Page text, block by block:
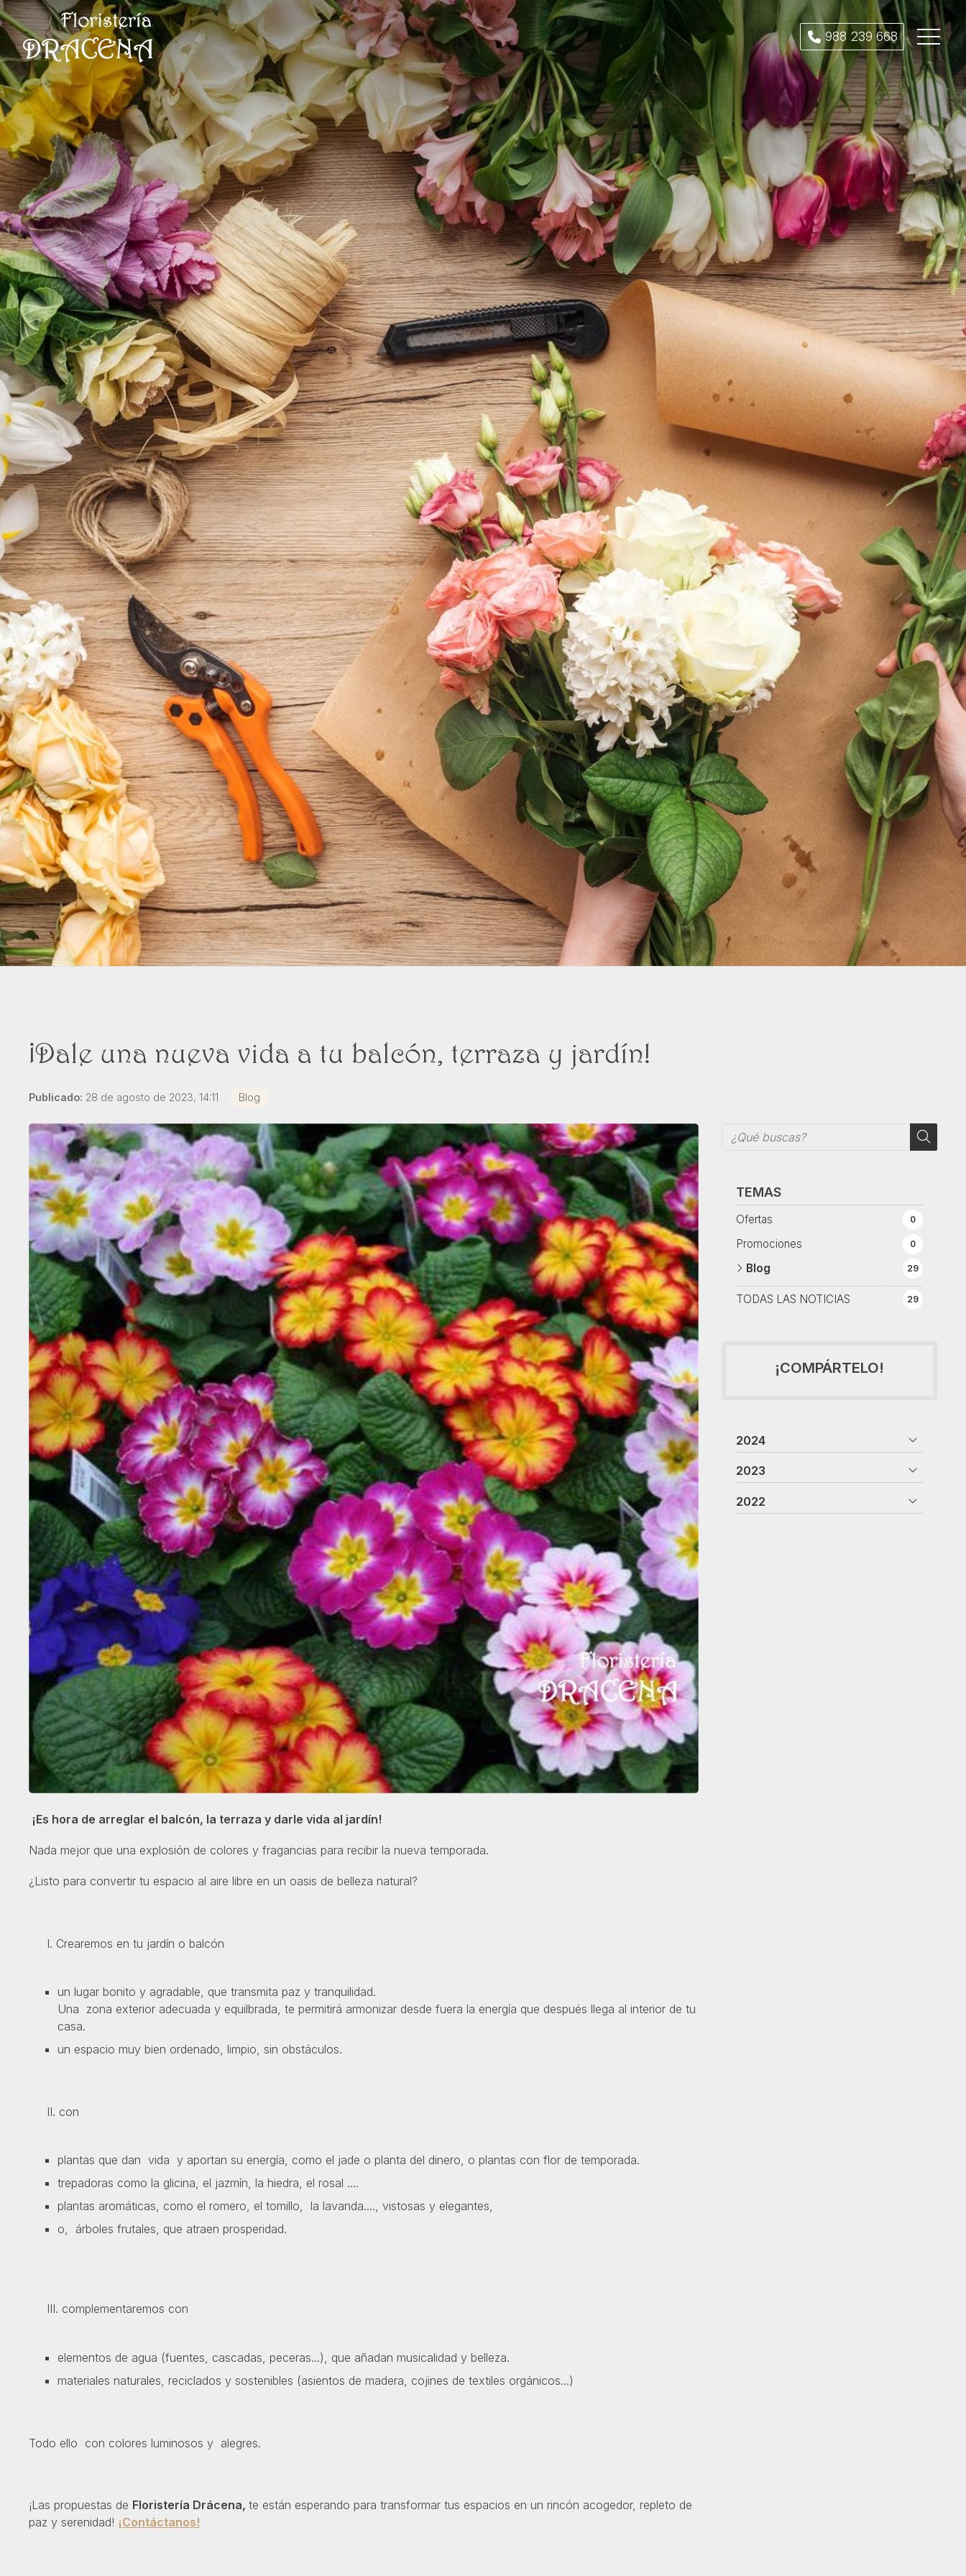
988 239 668
¡Dale una nueva vida a tu balcón, terraza y jardín!
Publicado: 28 de agosto de 2023, 14:11 Blog
TEMAS
TODAS LAS NOTICIAS 29
Ofertas 0
Promociones 0
Blog 29
¡Es hora de arreglar el balcón, la terraza y darle vida al jardín!
Nada mejor que una explosión de colores y fragancias para recibir la nueva temporada.
¿Listo para convertir tu espacio al aire libre en un oasis de belleza natural?
I. Crearemos en tu jardín o balcón
un lugar bonito y agradable, que transmita paz y tranquilidad.
Una zona exterior adecuada y equilbrada, te permitirá armonizar desde fuera la energía que después llega al interior de tu
casa.
un espacio muy bien ordenado, limpio, sin obstáculos.
II. con
plantas que dan vida y aportan su energía, como el jade o planta del dinero, o plantas con flor de temporada.
trepadoras como la glicina, el jazmín, la hiedra, el rosal ....
plantas aromáticas, como el romero, el tomillo, la lavanda...., vistosas y elegantes,
o, árboles frutales, que atraen prosperidad.
III. complementaremos con
elementos de agua (fuentes, cascadas, peceras...), que añadan musicalidad y belleza.
materiales naturales, reciclados y sostenibles (asientos de madera, cojines de textiles orgánicos...)
Todo ello con colores luminosos y alegres.
¡Las propuestas de Floristería Drácena, te están esperando para transformar tus espacios en un rincón acogedor, repleto de
paz y serenidad! ¡Contáctanos!
¡COMPÁRTELO!
2024
2023
2022